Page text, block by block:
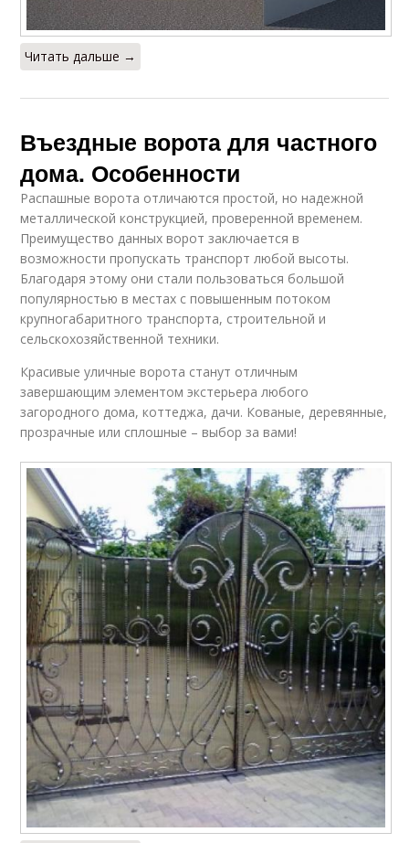
Читать дальше →
Въездные ворота для частного
дома. Особенности
Распашные ворота отличаются простой, но надежной
металлической конструкцией, проверенной временем.
Преимущество данных ворот заключается в
возможности пропускать транспорт любой высоты.
Благодаря этому они стали пользоваться большой
популярностью в местах с повышенным потоком
крупногабаритного транспорта, строительной и
сельскохозяйственной техники.
Красивые уличные ворота станут отличным
завершающим элементом экстерьера любого
загородного дома, коттеджа, дачи. Кованые, деревянные,
прозрачные или сплошные – выбор за вами!